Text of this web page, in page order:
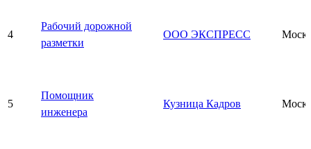
4
Рабочий дорожной
разметки
ООО ЭКСПРЕСС
5
Помощник
инженера
Кузница Кадров